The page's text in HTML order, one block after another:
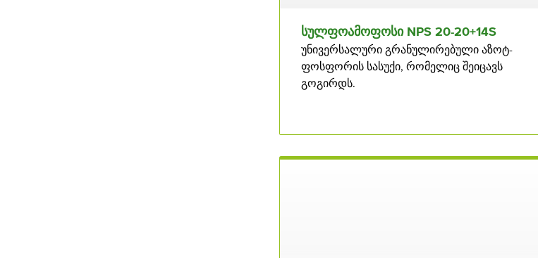
სულფოამოფოსი NPS 20⁠-20+14S
უნივერსალური გრანულირებული აზოტ-
ფოსფორის სასუქი, რომელიც შეიცავს
გოგირდს.